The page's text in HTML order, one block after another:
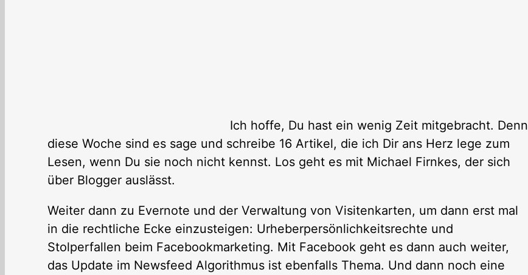
Ich hoffe, Du hast ein wenig Zeit mitgebracht. Denn
diese Woche sind es sage und schreibe 16 Artikel, die ich Dir ans Herz lege zum
Lesen, wenn Du sie noch nicht kennst. Los geht es mit Michael Firnkes, der sich
über Blogger auslässt.
Weiter dann zu Evernote und der Verwaltung von Visitenkarten, um dann erst mal
in die rechtliche Ecke einzusteigen: Urheberpersönlichkeitsrechte und
Stolperfallen beim Facebookmarketing. Mit Facebook geht es dann auch weiter,
das Update im Newsfeed Algorithmus ist ebenfalls Thema. Und dann noch eine